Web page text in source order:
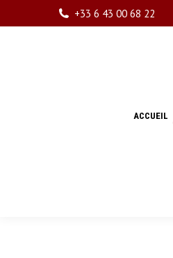
+33 6 43 00 68 22
ACCUEIL